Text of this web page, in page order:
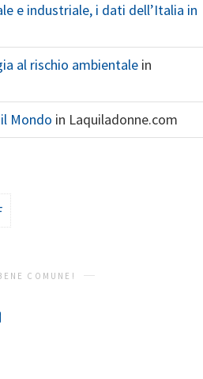
e industriale, i dati dell’Italia in
al rischio ambientale in
Mondo in Laquiladonne.com
COMUNE!